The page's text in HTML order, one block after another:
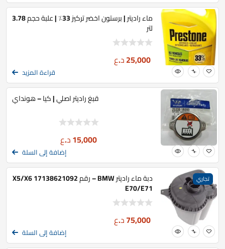
ماء راديتر | برستون اخضر تركيز 33٪ | علبة حجم 3.78
لتر
25,000د.ع
قراءة المزيد
قبغ راديتر اصلي | كيا – هونداي
15,000د.ع
إضافة إلى السلة
تجاري دبة ماء راديتر BMW – رقم 17138621092 X5/X6
E70/E71
75,000د.ع
إضافة إلى السلة